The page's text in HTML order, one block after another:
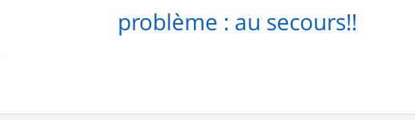
problème : au secours!!